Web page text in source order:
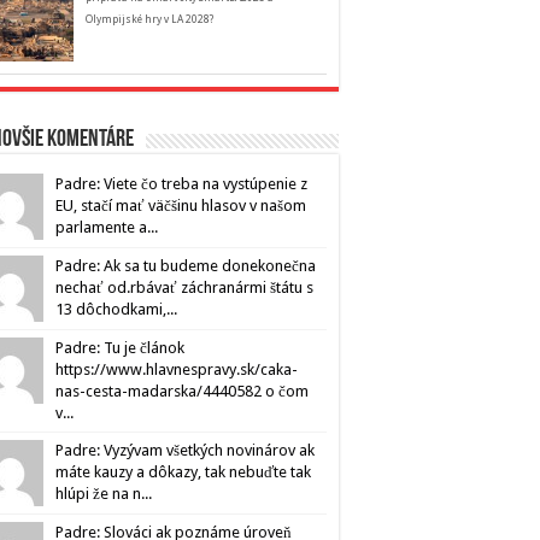
Olympijské hry v LA 2028?
komentáre
Padre: Viete čo treba na vystúpenie z
EU, stačí mať väčšinu hlasov v našom
parlamente a...
Padre: Ak sa tu budeme donekonečna
nechať od.rbávať záchranármi štátu s
13 dôchodkami,...
Padre: Tu je článok
https://www.hlavnespravy.sk/caka-
nas-cesta-madarska/4440582 o čom
v...
Padre: Vyzývam všetkých novinárov ak
máte kauzy a dôkazy, tak nebuďte tak
hlúpi že na n...
Padre: Slováci ak poznáme úroveň